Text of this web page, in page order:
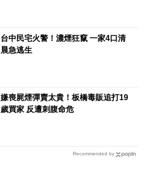
台中民宅火警！濃煙狂竄 一家4口清
晨急逃生
嫌喪屍煙彈賣太貴！板橋毒販追打19
歲買家 反遭刺腹命危
Recommended by